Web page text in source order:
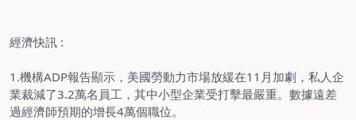
經濟快訊 :
1.機構ADP報告顯示，美國勞動力市場放緩在11 月加劇，私人企
業裁減了3.2萬名員工，其中小型企業受打擊最嚴重。數據遠差
過經濟師預期的增長4萬個職位。